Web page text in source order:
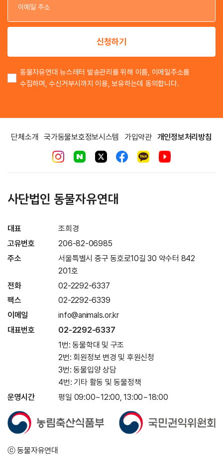
이
신청하기
동물자유연대 뉴스레터 발송관리를 위해 이름, 이메일주소를
수집하며, 수신거부시까지 이용, 보유하는데 동의합니다.
단체소개 국가동물보호정보시스템 가입약관 개인정보처리방침
사단법인 동물자유연대
대표
조희경
고유번호
206-82-06985
주소
서울특별시 중구 동호로10길 30 약수터 842
201호
전화
02-2292-6337
팩스
02-2292-6339
이메일
info@animals.or.kr
대표번호
02-2292-6337
1번: 동물학대 및 구조
2번: 회원정보 변경 및 후원신청
3번: 동물입양 상담
4번: 기타 활동 및 동물정책
운영시간
평일 09:00~12:00, 13:00~18:00
ⓒ 동물자유연대